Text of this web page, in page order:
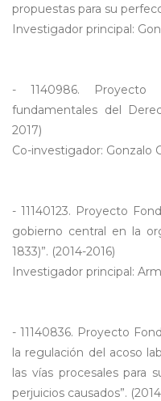
propuestas para su
Investigador principal:
- 1140986. Proyecto
fundamentales del
2017)
Co-investigador: Gonzalo
- 11140123. Proyecto
gobierno central en la
1833)”. (2014-2016)
Investigador principal:
- 11140836. Proyecto
la regulación del acoso
las vías procesales para
perjuicios causados”.